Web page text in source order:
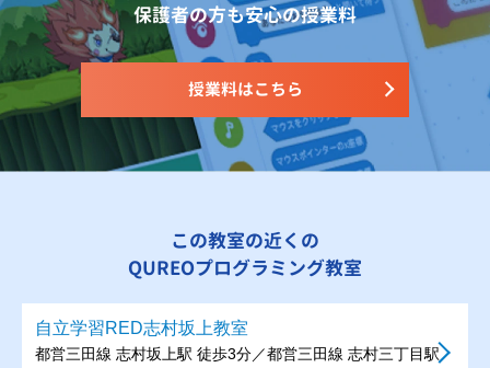
保護者の方も安心の授業料
授業料はこちら
この教室の近くの
QUREOプログラミング教室
自立学習RED志村坂上教室
都営三田線 志村坂上駅 徒歩3分／都営三田線 志村三丁目駅